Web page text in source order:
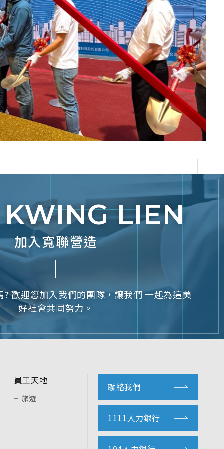
J
LIEN
加入寬聯營造
歡迎您加入我們的團隊，讓我們 一起為這美
好社會共同努力。
員工天地
旅遊
聯絡我們
1111人力銀行